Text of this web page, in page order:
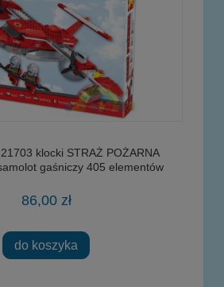
klocki STRAŻ POŻARNA
gaśniczy 405 elementów
86,00 zł
do koszyka